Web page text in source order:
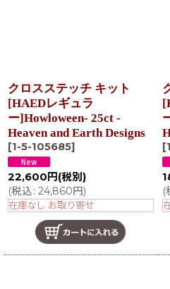
クロスステッチ キット
[HAEDレギュラ
ー]Howloween- 25ct -
Heaven and Earth Designs
[1-5-105685]
22,600 円 (税別)
(税込: 24,860円)
在庫なし お取り寄せ
[
(